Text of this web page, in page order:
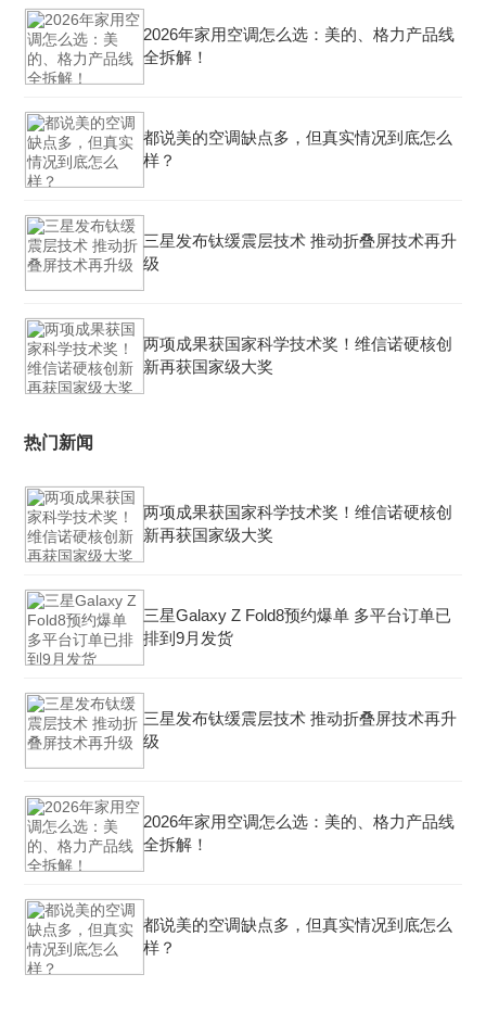
2026年家用空调怎么选：美的、格力产品线
全拆解！
都说美的空调缺点多，但真实情况到底怎么
样？
三星发布钛缓震层技术 推动折叠屏技术再升
级
两项成果获国家科学技术奖！维信诺硬核创
新再获国家级大奖
热门新闻
两项成果获国家科学技术奖！维信诺硬核创
新再获国家级大奖
三星Galaxy Z Fold8预约爆单 多平台订单已
排到9月发货
三星发布钛缓震层技术 推动折叠屏技术再升
级
2026年家用空调怎么选：美的、格力产品线
全拆解！
都说美的空调缺点多，但真实情况到底怎么
样？